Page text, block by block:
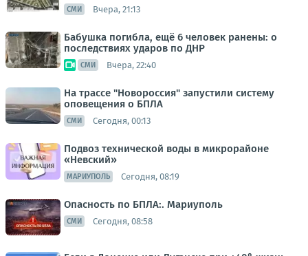
СМИ Вчера, 21:13
Бабушка погибла, ещё 6 человек ранены: о
последствиях ударов по ДНР
СМИ Вчера, 22:40
На трассе "Новороссия" запустили систему
оповещения о БПЛА
СМИ Сегодня, 00:13
Подвоз технической воды в микрорайоне
«Невский»
МАРИУПОЛЬ Сегодня, 08:19
Опасность по БПЛА:. Мариуполь
СМИ Сегодня, 08:58